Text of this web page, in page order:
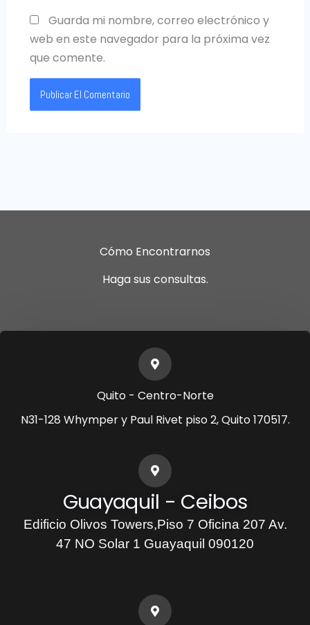
Guarda mi nombre, correo electrónico y
web en este navegador para la próxima vez
que comente.
Cómo Encontrarnos
Haga sus consultas.
Quito - Centro-Norte
N31-128 Whymper y Paul Rivet piso 2, Quito 170517.
Guayaquil - Ceibos
Edificio Olivos Towers,Piso 7 Oficina 207 Av.
47 NO Solar 1 Guayaquil 090120